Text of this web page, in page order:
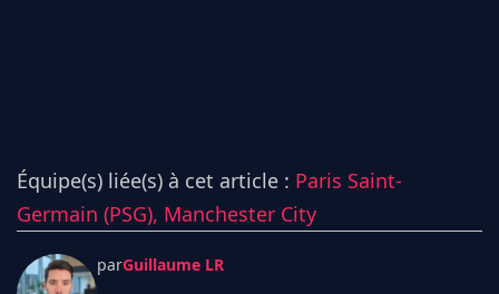
Équipe(s) liée(s) à cet article : Paris Saint-
Germain (PSG), Manchester City
parGuillaume LR